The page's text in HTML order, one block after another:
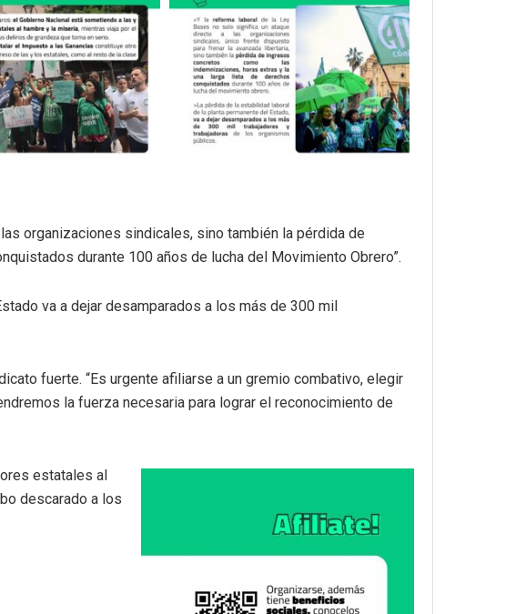
organizaciones sindicales, sino también la pérdida de
durante 100 años de lucha del Movimiento Obrero”.
va a dejar desamparados a los más de 300 mil
fuerte. “Es urgente afiliarse a un gremio combativo, elegir
la fuerza necesaria para lograr el reconocimiento de
estatales al
descarado a los